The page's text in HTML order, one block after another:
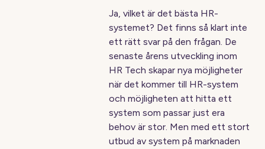
Ja, vilket är det bästa HR-
systemet? Det finns så klart inte
ett rätt svar på den frågan. De
senaste årens utveckling inom
HR Tech skapar nya möjligheter
när det kommer till HR-system
och möjligheten att hitta ett
system som passar just era
behov är stor. Men med ett stort
utbud av system på marknaden